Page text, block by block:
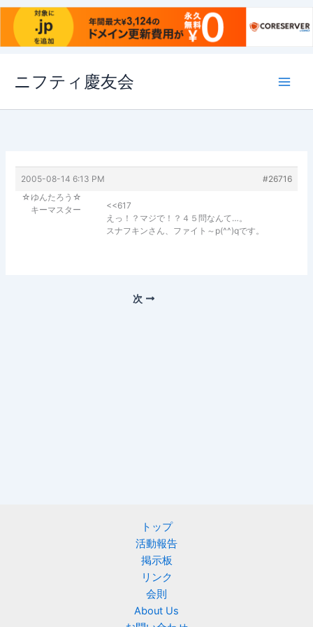
ス
ニフティ慶友会
2005-08-14 6:13 PM
#26716
☆ゆんたろう☆
キーマスター
<<617
えっ！？マジで！？４５問なんて…。
スナフキンさん、ファイト～p(^^)qです。
次
トップ
活動報告
掲示板
リンク
会則
About Us